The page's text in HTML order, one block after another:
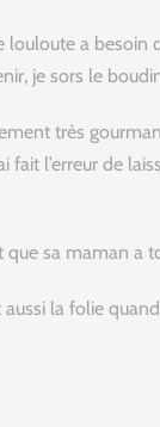
a besoin
je sors le
très
fait l’erreur de
que sa maman a
aussi la folie